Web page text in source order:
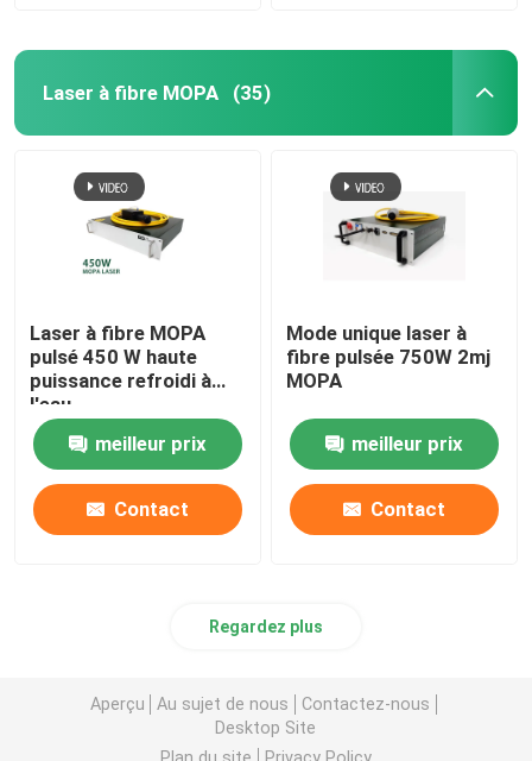
Laser à fibre MOPA (35)
Laser à fibre MOPA
pulsé 450 W haute
puissance refroidi à
l'eau
meilleur prix
Contact
Mode unique laser à
fibre pulsée 750W 2mj
MOPA
meilleur prix
Contact
Regardez plus
Aperçu Au sujet de nous
Contactez-nous
Desktop Site
Plan du site
Privacy Policy